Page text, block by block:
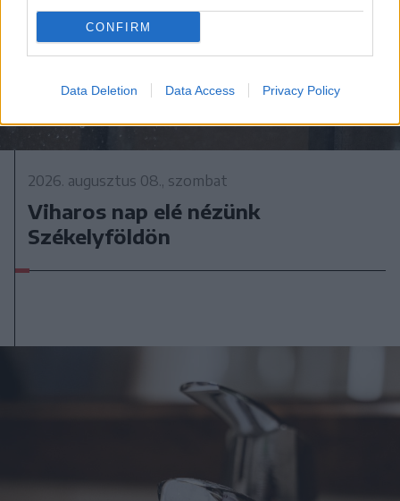
CONFIRM
Data Deletion Data Access Privacy Policy
2026. augusztus 08., szombat
Viharos nap elé nézünk
Székelyföldön